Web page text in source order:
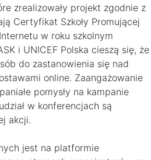
zrealizowały projekt zgodnie z
Certyfikat Szkoły Promującej
w roku szkolnym
i UNICEF Polska cieszą się, że
do zastanowienia się nad
online. Zaangażowanie
pomysły na kampanie
w konferencjach są
akcji.
jest na platformie